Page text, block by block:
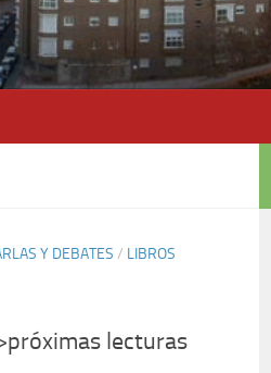
Y DEBATES / LIBROS
lecturas